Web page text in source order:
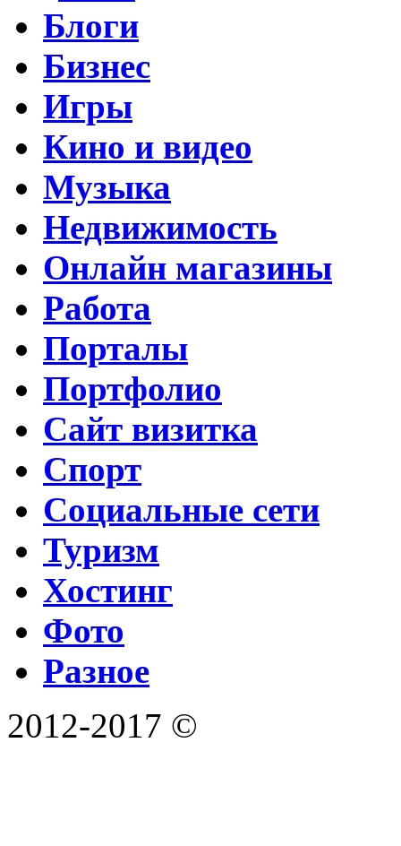
Блоги
Бизнес
Игры
Кино и видео
Музыка
Недвижимость
Онлайн магазины
Работа
Порталы
Портфолио
Сайт визитка
Спорт
Социальные сети
Туризм
Хостинг
Фото
Разное
2012-2017 ©